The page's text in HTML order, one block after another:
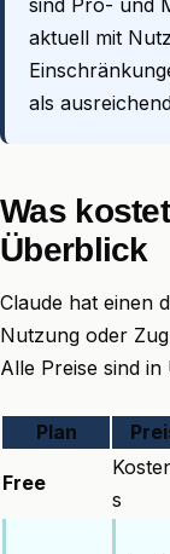
aktuell mit
als
Was
Überblick
Claude hat einen
Nutzung oder
Alle Preise sind
Plan
Free
s